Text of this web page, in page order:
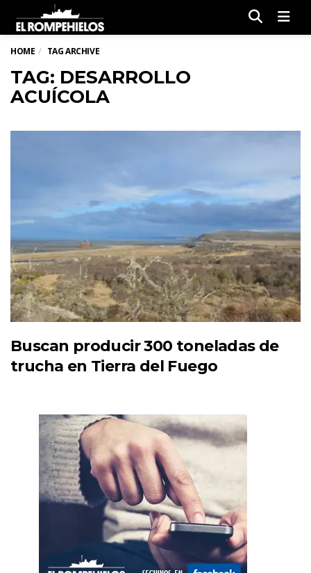
HOME TAG ARCHIVE
TAG: DESARROLLO
ACUÍCOLA
Buscan producir 300 toneladas de
trucha en Tierra del Fuego